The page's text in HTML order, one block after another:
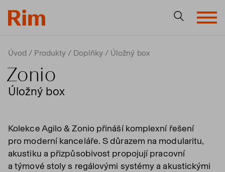
Úvod Produkty Doplňky Úložný box
Zonio
Úložný box
Kolekce Agilo & Zonio přináší komplexní řešení
pro moderní kanceláře. S důrazem na modularitu,
akustiku a přizpůsobivost propojují pracovní
a týmové stoly s regálovými systémy a akustickými